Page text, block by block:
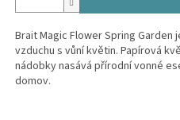
Brait Magic Flower Spring
vzduchu s vůní květin. Papírová
nádobky nasává přírodní vonné
domov.